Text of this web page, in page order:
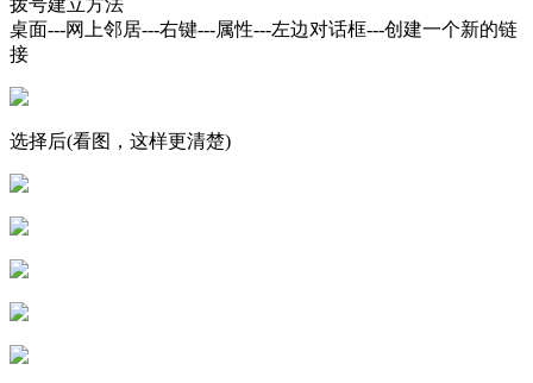
桌面---网上邻居---右键---属性---左边对话框---创建一个新的链
接
选择后(看图，这样更清楚)